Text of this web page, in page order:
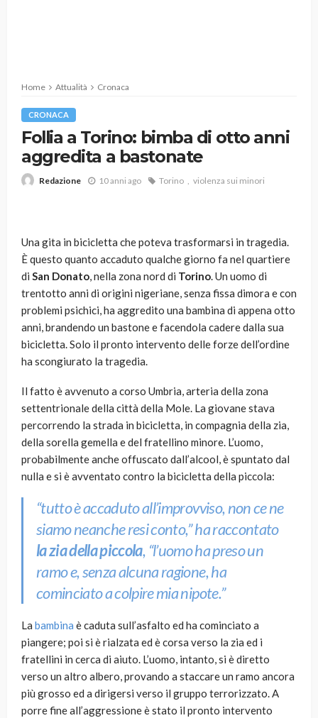
Home Attualità Cronaca
CRONACA
Follia a Torino: bimba di otto anni
aggredita a bastonate
Redazione 10 anni ago Torino violenza sui minori
Una gita in bicicletta che poteva trasformarsi in tragedia.
È questo quanto accaduto qualche giorno fa nel quartiere
di San Donato, nella zona nord di Torino. Un uomo di
trentotto anni di origini nigeriane, senza fissa dimora e con
problemi psichici, ha aggredito una bambina di appena otto
anni, brandendo un bastone e facendola cadere dalla sua
bicicletta. Solo il pronto intervento delle forze dell’ordine
ha scongiurato la tragedia.
Il fatto è avvenuto a corso Umbria, arteria della zona
settentrionale della città della Mole. La giovane stava
percorrendo la strada in bicicletta, in compagnia della zia,
della sorella gemella e del fratellino minore. L’uomo,
probabilmente anche offuscato dall’alcool, è spuntato dal
nulla e si è avventato contro la bicicletta della piccola:
“tutto è accaduto all’improvviso, non ce ne
siamo neanche resi conto,”ha raccontato
la zia della piccola, “l’uomo ha preso un
ramo e, senza alcuna ragione, ha
cominciato a colpire mia nipote.”
La bambina è caduta sull’asfalto ed ha cominciato a
piangere; poi si è rialzata ed è corsa verso la zia ed i
fratellini in cerca di aiuto. L’uomo, intanto, si è diretto
verso un altro albero, provando a staccare un ramo ancora
più grosso ed a dirigersi verso il gruppo terrorizzato. A
porre fine all’aggressione è stato il pronto intervento